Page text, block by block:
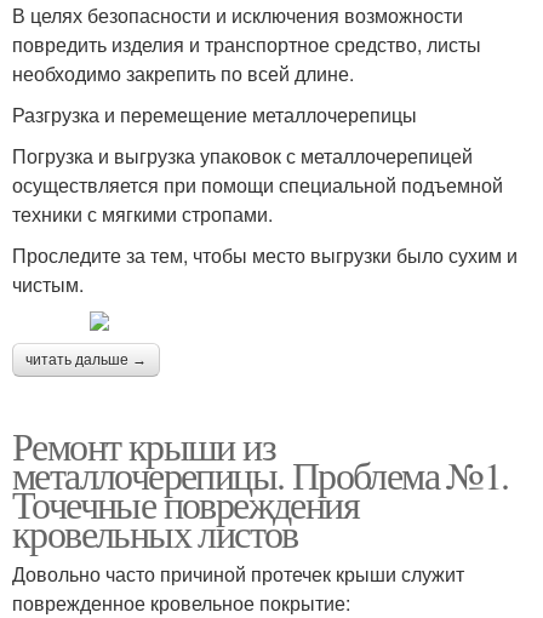
В целях безопасности и исключения возможности
повредить изделия и транспортное средство, листы
необходимо закрепить по всей длине.
Разгрузка и перемещение металлочерепицы
Погрузка и выгрузка упаковок с металлочерепицей
осуществляется при помощи специальной подъемной
техники с мягкими стропами.
Проследите за тем, чтобы место выгрузки было сухим и
чистым.
читать дальше →
Ремонт крыши из
металлочерепицы. Проблема №1.
Точечные повреждения
кровельных листов
Довольно часто причиной протечек крыши служит
поврежденное кровельное покрытие: